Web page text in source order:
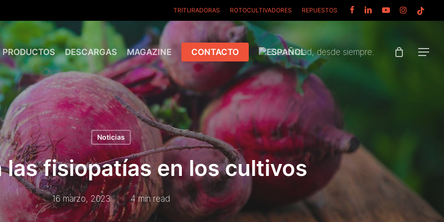
FACEBOOKLINKEDINYOUTUBEINSTAGRAM
TIKTOK
TRITURADORAS ROTOCULTIVADORES REPUESTOS
PRODUCTOS DESCARGAS MAGAZINE CONTACTO Durabilidad, desde siempre. Menu
Noticias
las fisiopatías en los cultivos
16 marzo, 2023 4 min read